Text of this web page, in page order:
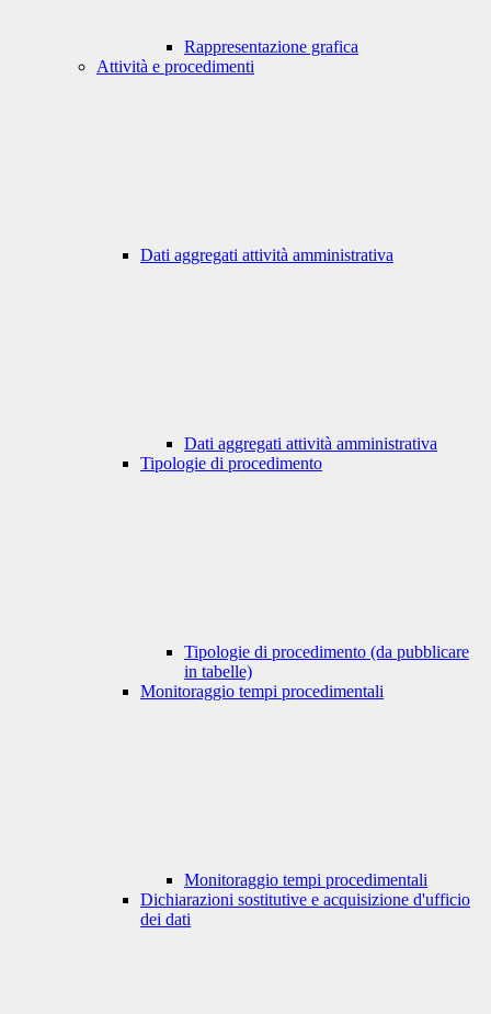
Rappresentazione grafica
Attività e procedimenti
Dati aggregati attività amministrativa
Dati aggregati attività amministrativa
Tipologie di procedimento
Tipologie di procedimento (da pubblicare
in tabelle)
Monitoraggio tempi procedimentali
Monitoraggio tempi procedimentali
Dichiarazioni sostitutive e acquisizione d'ufficio
dei dati